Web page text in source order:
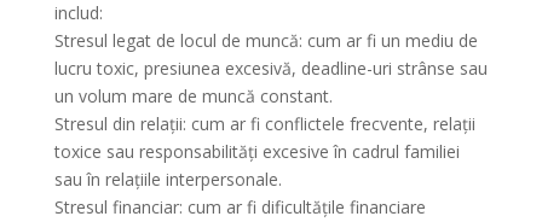
includ:
Stresul legat de locul de muncă: cum ar fi un mediu de
lucru toxic, presiunea excesivă, deadline-uri strânse sau
un volum mare de muncă constant.
Stresul din relații: cum ar fi conflictele frecvente, relații
toxice sau responsabilități excesive în cadrul familiei
sau în relațiile interpersonale.
Stresul financiar: cum ar fi dificultățile financiare